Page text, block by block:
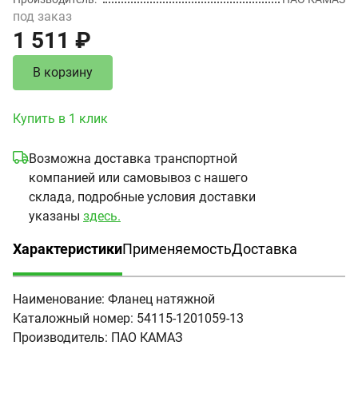
под заказ
1 511 ₽
В корзину
Купить в 1 клик
Возможна доставка транспортной
компанией или самовывоз с нашего
склада, подробные условия доставки
указаны здесь.
Характеристики
(активная вкладка)
ПрименяемостьДоставка
Наименование: Фланец натяжной
Каталожный номер: 54115-1201059-13
Производитель: ПАО КАМАЗ